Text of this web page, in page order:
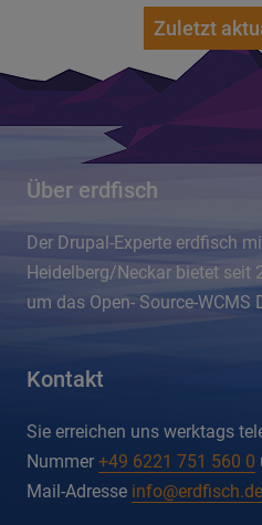
Zuletzt
Über erdfisch
Der Drupal-Experte erdfisch
Heidelberg/Neckar bietet seit
um das Open- Source-WCMS
Kontakt
Sie erreichen uns werktags
Nummer +49 6221 751 560 0
Mail-Adresse info@erdfisch.de